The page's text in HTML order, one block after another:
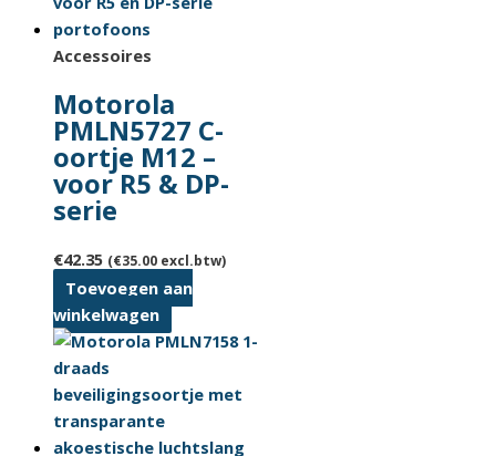
Accessoires
Motorola
PMLN5727 C-
oortje M12 –
voor R5 & DP-
serie
€42.35 (€35.00 excl.btw)
Toevoegen aan
winkelwagen